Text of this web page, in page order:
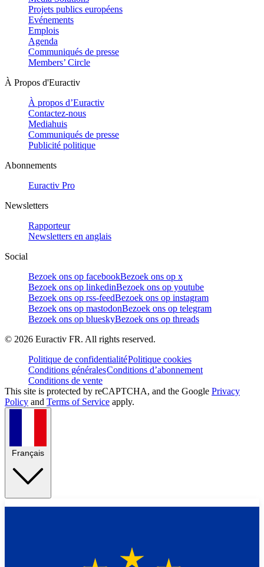
Projets publics européens
Evénements
Emplois
Agenda
Communiqués de presse
Members’ Circle
À Propos d'Euractiv
À propos d’Euractiv
Contactez-nous
Mediahuis
Communiqués de presse
Publicité politique
Abonnements
Euractiv Pro
Newsletters
Rapporteur
Newsletters en anglais
Social
Bezoek ons op facebookBezoek ons op x
Bezoek ons op linkedinBezoek ons op youtube
Bezoek ons op rss-feedBezoek ons op instagram
Bezoek ons op mastodonBezoek ons op telegram
Bezoek ons op blueskyBezoek ons op threads
© 2026 Euractiv FR. All rights reserved.
Politique de confidentialitéPolitique cookies
Conditions généralesConditions d’abonnement
Conditions de vente
This site is protected by reCAPTCHA, and the Google Privacy
Policy and Terms of Service apply.
Français